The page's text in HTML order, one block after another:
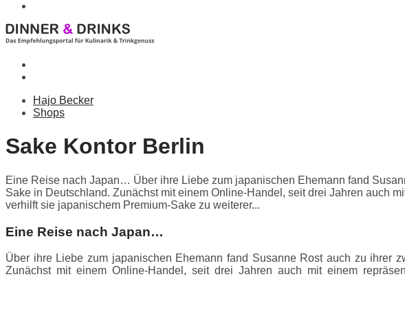
Hajo Becker
Shops
Sake Kontor Berlin
Eine Reise nach Japan… Über ihre Liebe zum japanischen Ehemann fand
Sake in Deutschland. Zunächst mit einem Online-Handel, seit drei Jahren auch
verhilft sie japanischem Premium-Sake zu weiterer...
Eine Reise nach Japan…
Über ihre Liebe zum japanischen Ehemann fand Susanne Rost auch zu ihrer
Zunächst mit einem Online-Handel, seit drei Jahren auch mit einem